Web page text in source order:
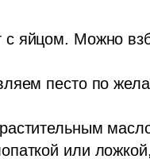
яйцом. Можно
песто по
или